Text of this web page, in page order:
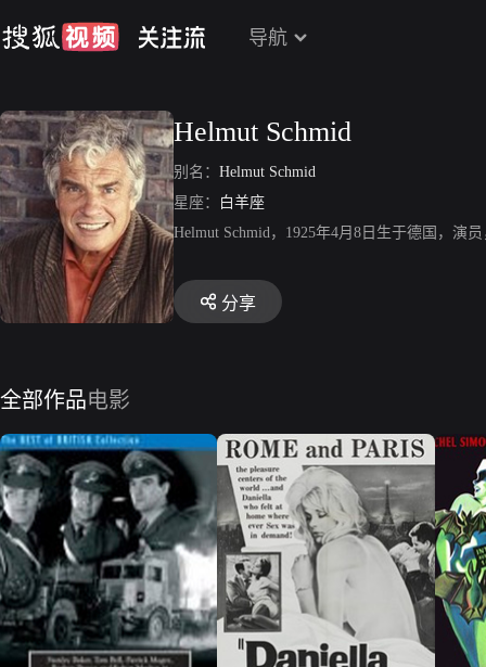
导航
Helmut Schmid
别名： Helmut Schmid
星座：
白羊座
Helmut Schmid，1925年4月8日生于德国，演
分享
全部作品电影